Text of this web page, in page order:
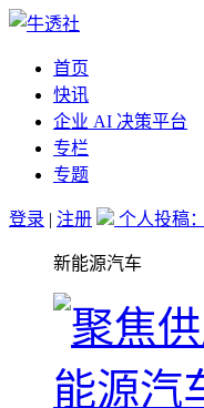
首页
快讯
企业 AI 决策平台
专栏
专题
登录 | 注册 个人投稿：
新能源汽车